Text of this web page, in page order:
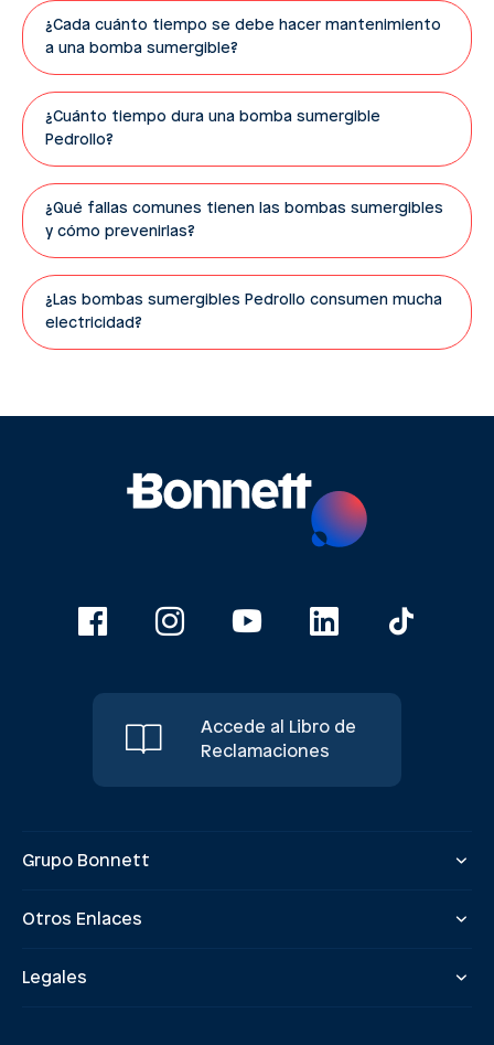
¿Cada cuánto tiempo se debe hacer mantenimiento
a una bomba sumergible?
¿Cuánto tiempo dura una bomba sumergible
Pedrollo?
¿Qué fallas comunes tienen las bombas sumergibles
y cómo prevenirlas?
¿Las bombas sumergibles Pedrollo consumen mucha
electricidad?
Accede al Libro de
Reclamaciones
Grupo Bonnett
Otros Enlaces
Legales